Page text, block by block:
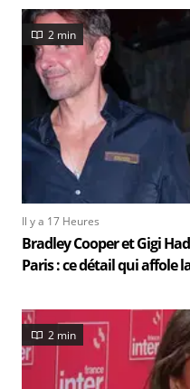
2 min
Il y a 17 Heures
Bradley Cooper et Gigi
Paris : ce détail qui affole
2 min